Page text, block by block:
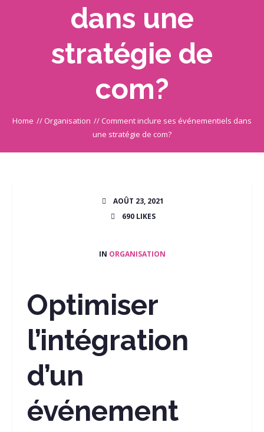
dans une
stratégie de
com?
Home // Organisation // Comment inclure ses événementiels dans
une stratégie de com?
AOÛT 23, 2021
690 LIKES
IN ORGANISATION
Optimiser
l’intégration
d’un
événement